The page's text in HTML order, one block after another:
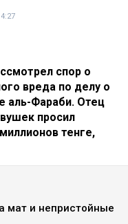
аль-